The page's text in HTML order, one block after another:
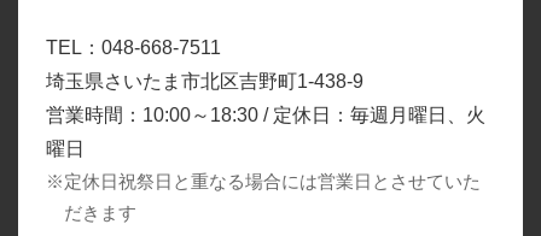
TEL：048-668-7511
埼玉県さいたま市北区吉野町1-438-9
営業時間：10:00～18:30 / 定休日：毎週月曜日、火
曜日
※定休日祝祭日と重なる場合には営業日とさせていた
だきます